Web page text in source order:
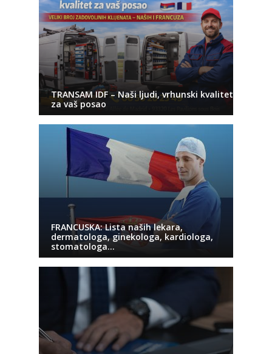
TRANSAM IDF – Naši ljudi, vrhunski kvalitet
za vaš posao
FRANCUSKA: Lista naših lekara,
dermatologa, ginekologa, kardiologa,
stomatologa…